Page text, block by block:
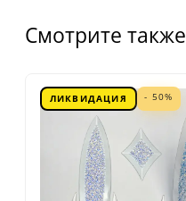
Смотрите также
ЛИКВИДАЦИЯ - 50%